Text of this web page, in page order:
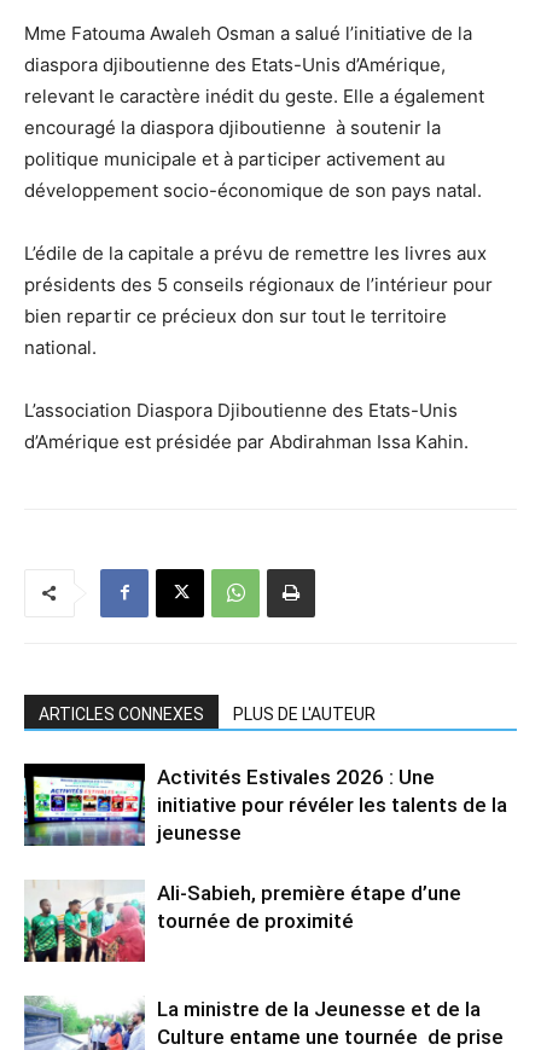
Mme Fatouma Awaleh Osman a salué l’initiative de la
diaspora djiboutienne des Etats-Unis d’Amérique,
relevant le caractère inédit du geste. Elle a également
encouragé la diaspora djiboutienne à soutenir la
politique municipale et à participer activement au
développement socio-économique de son pays natal.
L’édile de la capitale a prévu de remettre les livres aux
présidents des 5 conseils régionaux de l’intérieur pour
bien repartir ce précieux don sur tout le territoire
national.
L’association Diaspora Djiboutienne des Etats-Unis
d’Amérique est présidée par Abdirahman Issa Kahin.
ARTICLES CONNEXES PLUS DE L'AUTEUR
Activités Estivales 2026 : Une
initiative pour révéler les talents de la
jeunesse
Ali-Sabieh, première étape d’une
tournée de proximité
La ministre de la Jeunesse et de la
Culture entame une tournée de prise